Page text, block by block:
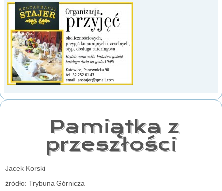
Pamiątka z
przeszłości
Jacek Korski
źródło: Trybuna Górnicza